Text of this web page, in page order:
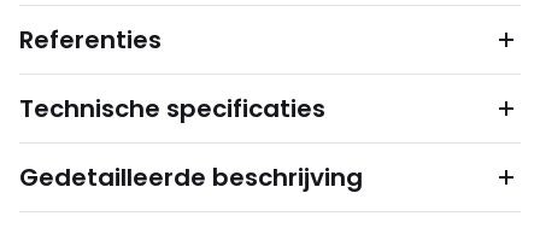
Referenties
Technische specificaties
Gedetailleerde beschrijving